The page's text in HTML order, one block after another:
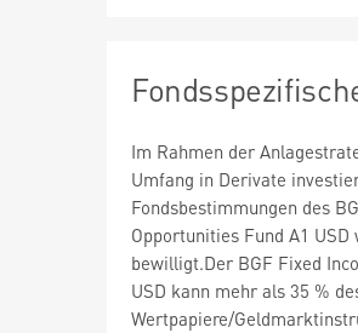
Im Rahmen der
Umfang in Derivate
Fondsbestimmungen des
Opportunities Fund A1
bewilligt.Der BGF Fixed
USD kann mehr als 35 %
Wertpapiere/